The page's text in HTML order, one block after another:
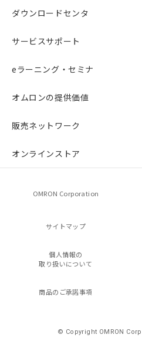
ダウンロードセンタ
サービスサポート
eラーニング・セミナ
オムロンの提供価値
販売ネットワーク
オンラインストア
OMRON Corporation
サイトマップ
個人情報の
取り扱いについて
商品のご承諾事項
© Copyright OMRON